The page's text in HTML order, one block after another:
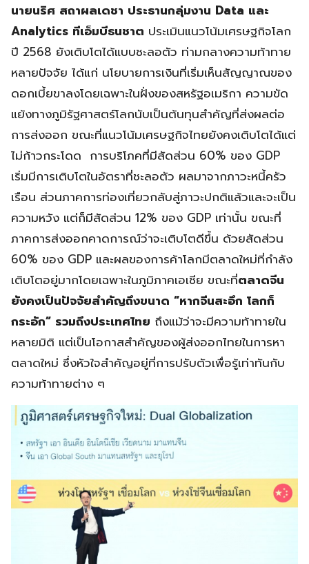
นายนริศ สถาผลเดชา ประธานกลุ่มงาน Data และ
Analytics ทีเอ็มบีธนชาต ประเมินแนวโน้มเศรษฐกิจโลก
ปี 2568 ยังเติบโตได้แบบชะลอตัว ท่ามกลางความท้าทาย
หลายปัจจัย ได้แก่ นโยบายการเงินที่เริ่มเห็นสัญญาณของ
ดอกเบี้ยขาลงโดยเฉพาะในฝั่งของสหรัฐอเมริกา ความขัด
แย้งทางภูมิรัฐศาสตร์โลกนับเป็นต้นทุนสำคัญที่ส่งผลต่อ
การส่งออก ขณะที่แนวโน้มเศรษฐกิจไทยยังคงเติบโตได้แต่
ไม่ก้าวกระโดด การบริโภคที่มีสัดส่วน 60% ของ GDP
เริ่มมีการเติบโตในอัตราที่ชะลอตัว ผลมาจากภาวะหนี้ครัว
เรือน ส่วนภาคการท่องเที่ยวกลับสู่ภาวะปกติแล้วและจะเป็น
ความหวัง แต่ก็มีสัดส่วน 12% ของ GDP เท่านั้น ขณะที่
ภาคการส่งออกคาดการณ์ว่าจะเติบโตดีขึ้น ด้วยสัดส่วน
60% ของ GDP และผลของการค้าโลกมีตลาดใหม่ที่กำลัง
เติบโตอยู่มากโดยเฉพาะในภูมิภาคเอเชีย ขณะที่ตลาดจีน
ยังคงเป็นปัจจัยสำคัญถึงขนาด “หากจีนสะอึก โลกก็
กระอัก” รวมถึงประเทศไทย ถึงแม้ว่าจะมีความท้าทายใน
หลายมิติ แต่เป็นโอกาสสำคัญของผู้ส่งออกไทยในการหา
ตลาดใหม่ ซึ่งหัวใจสำคัญอยู่ที่การปรับตัวเพื่อรู้เท่าทันกับ
ความท้าทายต่าง ๆ